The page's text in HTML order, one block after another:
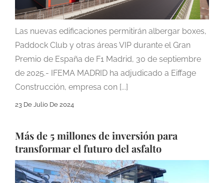
Las nuevas edificaciones permitirán albergar boxes,
Paddock Club y otras áreas VIP durante el Gran
Premio de España de F1 Madrid, 30 de septiembre
de 2025.- IFEMA MADRID ha adjudicado a Eiffage
Construcción, empresa con [...]
23 De Julio De 2024
Más de 5 millones de inversión para
transformar el futuro del asfalto